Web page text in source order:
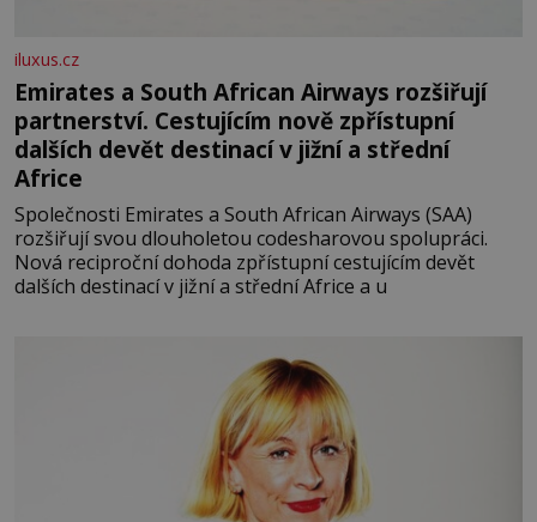
iluxus.cz
Emirates a South African Airways rozšiřují
partnerství. Cestujícím nově zpřístupní
dalších devět destinací v jižní a střední
Africe
Společnosti Emirates a South African Airways (SAA)
rozšiřují svou dlouholetou codesharovou spolupráci.
Nová reciproční dohoda zpřístupní cestujícím devět
dalších destinací v jižní a střední Africe a u